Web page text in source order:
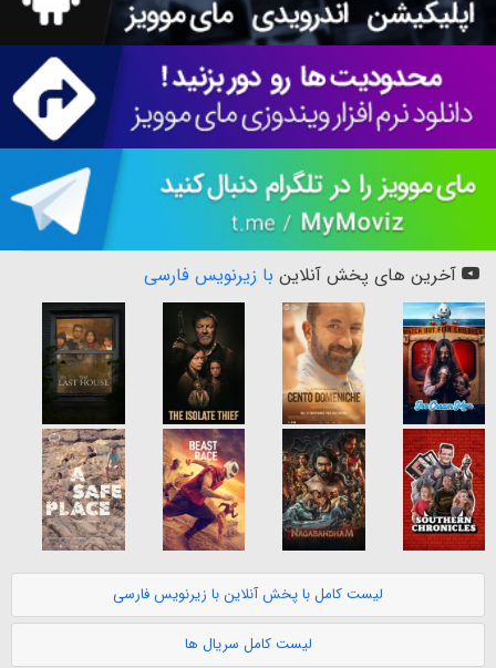
آخرین های پخش آنلاین با زیرنویس فارسی
لیست کامل با پخش آنلاین با زیرنویس فارسی
لیست کامل سریال ها